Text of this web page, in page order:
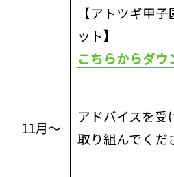
【アトツギ甲
ット】
こちらからダウ
11月〜
アドバイスを受
取り組んでくだ